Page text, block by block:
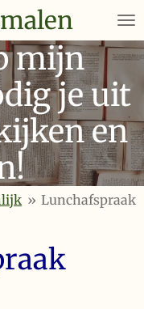
mijn
je uit
en
» Lunchafspraak